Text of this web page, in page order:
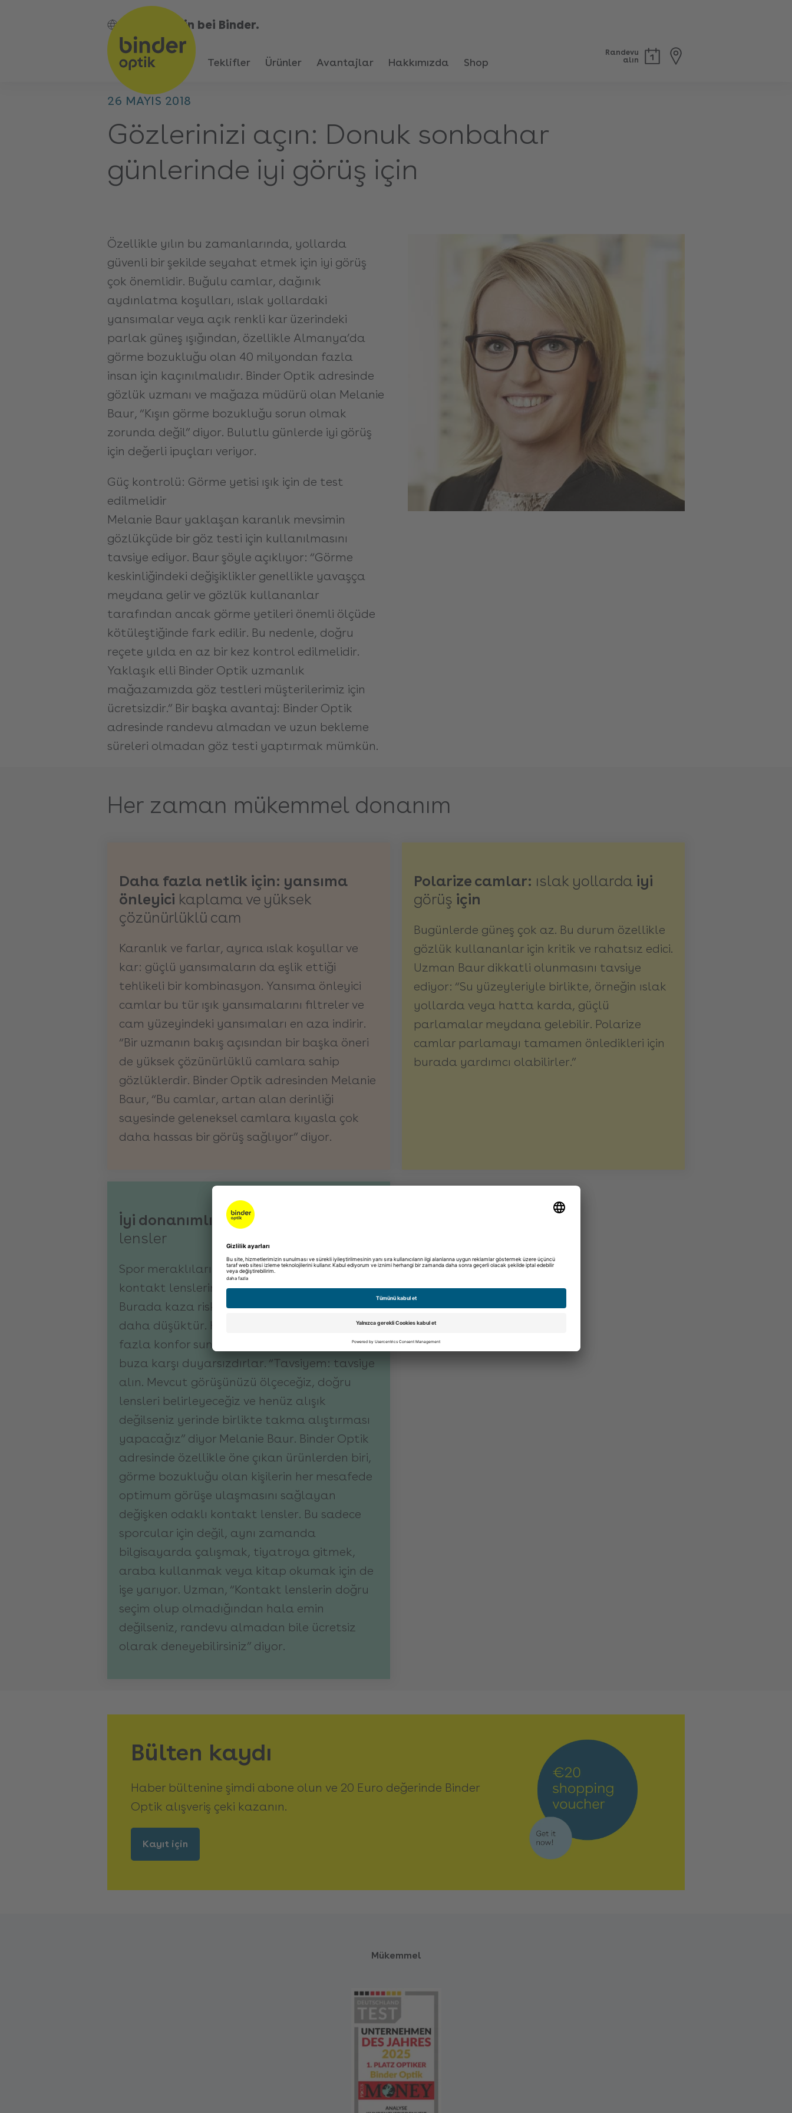
Bin bei Binder.
Teklifler Ürünler Avantajlar Hakkımızda Shop
Randevu
alın
26 MAYIS 2018
Gözlerinizi açın: Donuk sonbahar
günlerinde iyi görüş için
Özellikle yılın bu zamanlarında, yollarda
güvenli bir şekilde seyahat etmek için iyi görüş
çok önemlidir. Buğulu camlar, dağınık
aydınlatma koşulları, ıslak yollardaki
yansımalar veya açık renkli kar üzerindeki
parlak güneş ışığından, özellikle Almanya’da
görme bozukluğu olan 40 milyondan fazla
insan için kaçınılmalıdır. Binder Optik adresinde
gözlük uzmanı ve mağaza müdürü olan Melanie
Baur, “Kışın görme bozukluğu sorun olmak
zorunda değil” diyor. Bulutlu günlerde iyi görüş
için değerli ipuçları veriyor.
Güç kontrolü: Görme yetisi ışık için de test
edilmelidir
Melanie Baur yaklaşan karanlık mevsimin
gözlükçüde bir göz testi için kullanılmasını
tavsiye ediyor. Baur şöyle açıklıyor: “Görme
keskinliğindeki değişiklikler genellikle yavaşça
meydana gelir ve gözlük kullananlar
tarafından ancak görme yetileri önemli ölçüde
kötüleştiğinde fark edilir. Bu nedenle, doğru
reçete yılda en az bir kez kontrol edilmelidir.
Yaklaşık elli Binder Optik uzmanlık
mağazamızda göz testleri müşterilerimiz için
ücretsizdir.” Bir başka avantaj: Binder Optik
adresinde randevu almadan ve uzun bekleme
süreleri olmadan göz testi yaptırmak mümkün.
Her zaman mükemmel donanım
Daha fazla netlik için: yansıma
önleyici kaplama ve yüksek
çözünürlüklü cam
Karanlık ve farlar, ayrıca ıslak koşullar ve
kar: güçlü yansımaların da eşlik ettiği
tehlikeli bir kombinasyon. Yansıma önleyici
camlar bu tür ışık yansımalarını filtreler ve
cam yüzeyindeki yansımaları en aza indirir.
“Bir uzmanın bakış açısından bir başka öneri
de yüksek çözünürlüklü camlara sahip
gözlüklerdir. Binder Optik adresinden Melanie
Baur, “Bu camlar, artan alan derinliği
sayesinde geleneksel camlara kıyasla çok
daha hassas bir görüş sağlıyor” diyor.
Polarize camlar: ıslak yollarda iyi
görüş için
Bugünlerde güneş çok az. Bu durum özellikle
gözlük kullananlar için kritik ve rahatsız edici.
Uzman Baur dikkatli olunmasını tavsiye
ediyor: “Su yüzeyleriyle birlikte, örneğin ıslak
yollarda veya hatta karda, güçlü
parlamalar meydana gelebilir. Polarize
camlar parlamayı tamamen önledikleri için
burada yardımcı olabilirler.”
İyi donanımlı:
(varifokal) kontakt
lensler
Spor meraklıları ve kışın dağlara gidenler için
kontakt lenslerin eklenmesini öneriyoruz.
Burada kaza riski gözlüklere kıyasla çok
daha düşüktür. Kontakt lensler ayrıca daha
fazla konfor sunar. Buğulanmazlar ve kar ve
buza karşı duyarsızdırlar. “Tavsiyem: tavsiye
alın. Mevcut görüşünüzü ölçeceğiz, doğru
lensleri belirleyeceğiz ve henüz alışık
değilseniz yerinde birlikte takma alıştırması
yapacağız” diyor Melanie Baur. Binder Optik
adresinde özellikle öne çıkan ürünlerden biri,
görme bozukluğu olan kişilerin her mesafede
optimum görüşe ulaşmasını sağlayan
değişken odaklı kontakt lensler. Bu sadece
sporcular için değil, aynı zamanda
bilgisayarda çalışmak, tiyatroya gitmek,
araba kullanmak veya kitap okumak için de
işe yarıyor. Uzman, “Kontakt lenslerin doğru
seçim olup olmadığından hala emin
değilseniz, randevu almadan bile ücretsiz
olarak deneyebilirsiniz” diyor.
Bülten kaydı
Haber bültenine şimdi abone olun ve 20 Euro değerinde Binder
Optik alışveriş çeki kazanın.
Kayıt için
Mükemmel